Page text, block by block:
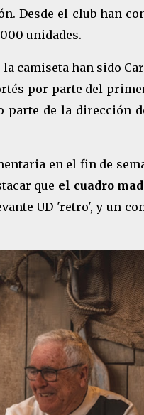
Desde el club han
unidades.
camiseta han sido
por parte del
parte de la dirección
en el fin de
que el cuadro
UD 'retro', y un